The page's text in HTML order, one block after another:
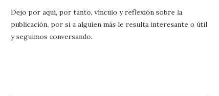
Dejo por aquí, por tanto, vínculo y reflexión sobre la
publicación, por si a alguien más le resulta interesante o útil
y seguimos conversando.